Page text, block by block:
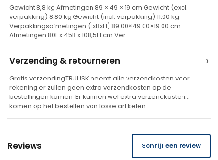
t
v
e
Gewicht 8,8 kg Afmetingen 89 × 49 × 19 cm Gewicht (excl.
verpakking) 8.80 kg Gewicht (incl. verpakking) 11.00 kg
Verpakkingsafmetingen (LxBxH) 89.00×49.00×19.00 cm
Afmetingen 80L x 45B x 108,5H cm Ver…
Verzending & retourneren ›
Gratis verzendingTRUUSK neemt alle verzendkosten voor
rekening er zullen geen extra verzendkosten op de
bestellingen komen. Er kunnen wel extra verzendkosten
komen op het bestellen van losse artikelen…
Reviews Schrijf een review